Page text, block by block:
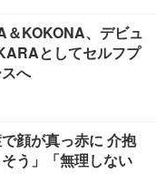
＆KOKONA、デビュ
としてセルフプ
へ
顔が真っ赤に 介抱
う」「無理しない